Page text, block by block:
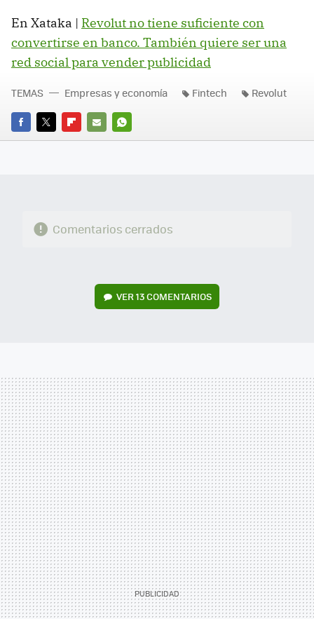
En Xataka | Revolut no tiene suficiente con
convertirse en banco. También quiere ser una
red social para vender publicidad
FACEBOOK
TWITTERFLIPBOARD
E-
WHATSAPP
TEMAS Empresas y economía Fintech Revolut
Comentarios cerrados
VER13 COMENTARIOS